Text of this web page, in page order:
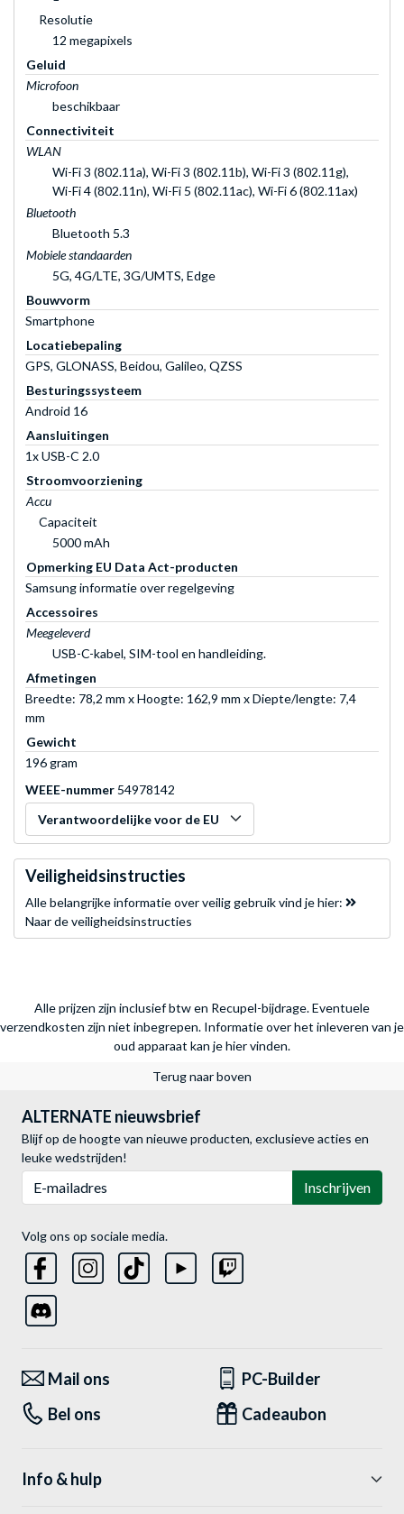
Resolutie
12 megapixels
Geluid
Microfoon
beschikbaar
Connectiviteit
WLAN
Wi-Fi 3 (802.11a), Wi-Fi 3 (802.11b), Wi-Fi 3 (802.11g),
Wi-Fi 4 (802.11n), Wi-Fi 5 (802.11ac), Wi-Fi 6 (802.11ax)
Bluetooth
Bluetooth 5.3
Mobiele standaarden
5G, 4G/LTE, 3G/UMTS, Edge
Bouwvorm
Smartphone
Locatiebepaling
GPS, GLONASS, Beidou, Galileo, QZSS
Besturingssysteem
Android 16
Aansluitingen
1x USB-C 2.0
Stroomvoorziening
Accu
Capaciteit
5000 mAh
Opmerking EU Data Act-producten
Samsung informatie over regelgeving
Accessoires
Meegeleverd
USB-C-kabel, SIM-tool en handleiding.
Afmetingen
Breedte: 78,2 mm x Hoogte: 162,9 mm x Diepte/lengte: 7,4
mm
Gewicht
196 gram
WEEE-nummer 54978142
Verantwoordelijke voor de EU
Veiligheidsinstructies
Alle belangrijke informatie over veilig gebruik vind je hier:
Naar de veiligheidsinstructies
Alle prijzen zijn inclusief btw en Recupel-bijdrage. Eventuele
verzendkosten zijn niet inbegrepen. Informatie over het inleveren van je
oud apparaat kan je hier vinden.
Terug naar boven
ALTERNATE nieuwsbrief
Blijf op de hoogte van nieuwe producten, exclusieve acties en
leuke wedstrijden!
Inschrijven
Volg ons op sociale media.
Mail ons
PC-Builder
Bel ons
Cadeaubon
Info & hulp